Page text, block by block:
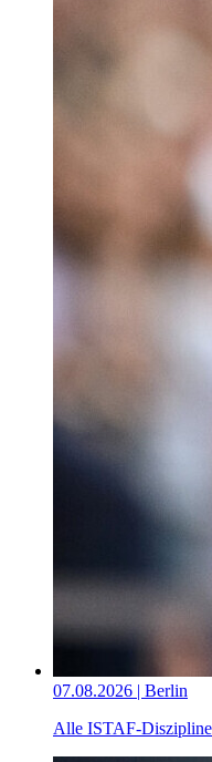
07.08.2026 | Berlin
Alle ISTAF-